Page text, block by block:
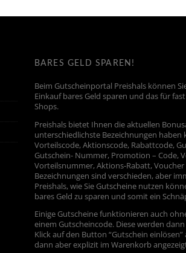
BARES GELD SPAREN!
Beim Gutscheinportal Preishals können
Einkauf bares Geld sparen und das für
Shops.
Preishals bietet Ihnen die aktuellen
unterschiedlichste Bezeichnungen haben
Vorteilscode, Aktionscode, Rabattcode,
Gutschein- Nummer, Promotion – Code,
Vorteilsnummer, Aktions-Rabatt, Voucher
Bezeichnungen sind verschieden, aber
Preishals, wie Sie Gutscheine nutzen
bares Geld zu sparen und somit ein
Einige Gutscheine funktionieren auch
einem Gutscheincode. Diese werden
Klick auf den Button “Gutschein
dann aber explizit im Warenkorb